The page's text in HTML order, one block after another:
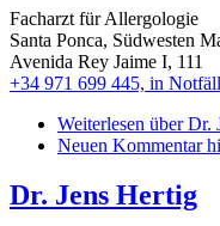
Facharzt für Allergologie
Santa Ponca, Südwesten
Avenida Rey Jaime I, 111
+34 971 699 445, in
Weiterlesen über Dr.
Neuen Kommentar
Dr. Jens Hertig